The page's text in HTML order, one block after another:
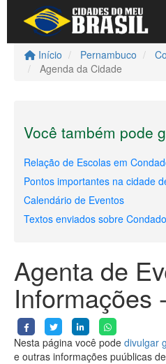
Início Pernambuco
Agenda da Cidade
Você também pode
Relação de Escolas em
Pontos importantes na cidade
Calendário de Eventos
Textos enviados sobre Condado
Agenta de
Informações
Nesta página você pode divulgar
e outras informações puúblicas